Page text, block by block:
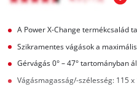
A Power X-Change termékcsalád
Szikramentes vágások a
Gérvágás 0° – 47° tartományban
Vágásmagasság/-szélesség: 115